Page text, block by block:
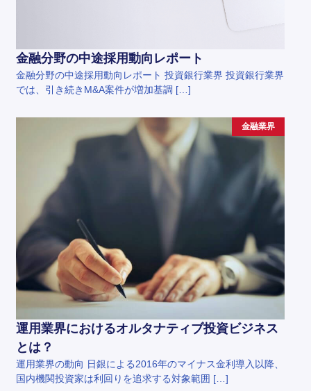
金融分野の中途採用動向レポート
金融分野の中途採用動向レポート 投資銀行業界 投資銀行業界
では、引き続きM&A案件が増加基調 […]
金融業界
運用業界におけるオルタナティブ投資ビジネス
とは？
運用業界の動向 日銀による2016年のマイナス金利導入以降、
国内機関投資家は利回りを追求する対象範囲 […]